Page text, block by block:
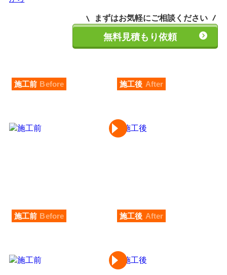
まずはお気軽にご相談ください
無料見積もり依頼
施工前 Before 施工後 After
施工前 Before 施工後 After